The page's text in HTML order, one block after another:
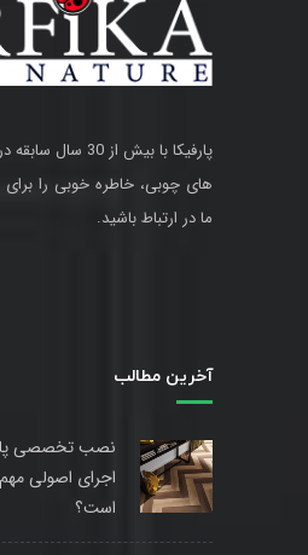
پارفیکا با بیش از
های چوبی، خاطره خوبی را
ما در ارتباط باشید.
آخرین مطالب
نصب تخصصی
اجرای اصولی
است؟